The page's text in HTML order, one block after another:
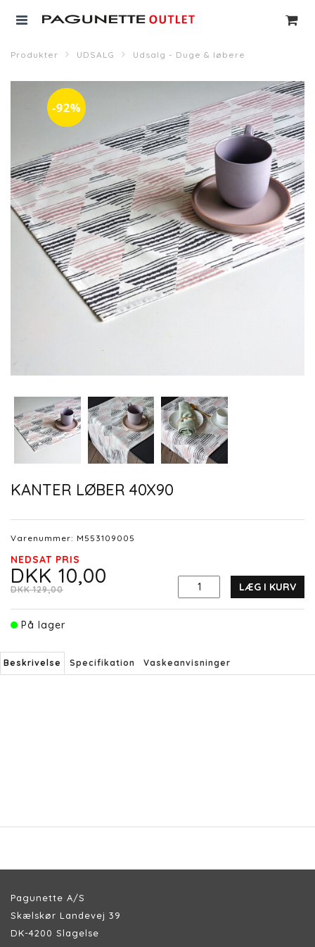
Produkter UDSALG Udsalg - Duge & løbere
-92%
KANTER LØBER 40X90
Varenummer: M553109005
NEDSAT PRIS
DKK 10,00
DKK 129,00 LÆG I KURV
På lager
Beskrivelse Specifikation Vaskeanvisninger
Pagunette A/S
Skælskør Landevej 39
DK-4200 Slagelse